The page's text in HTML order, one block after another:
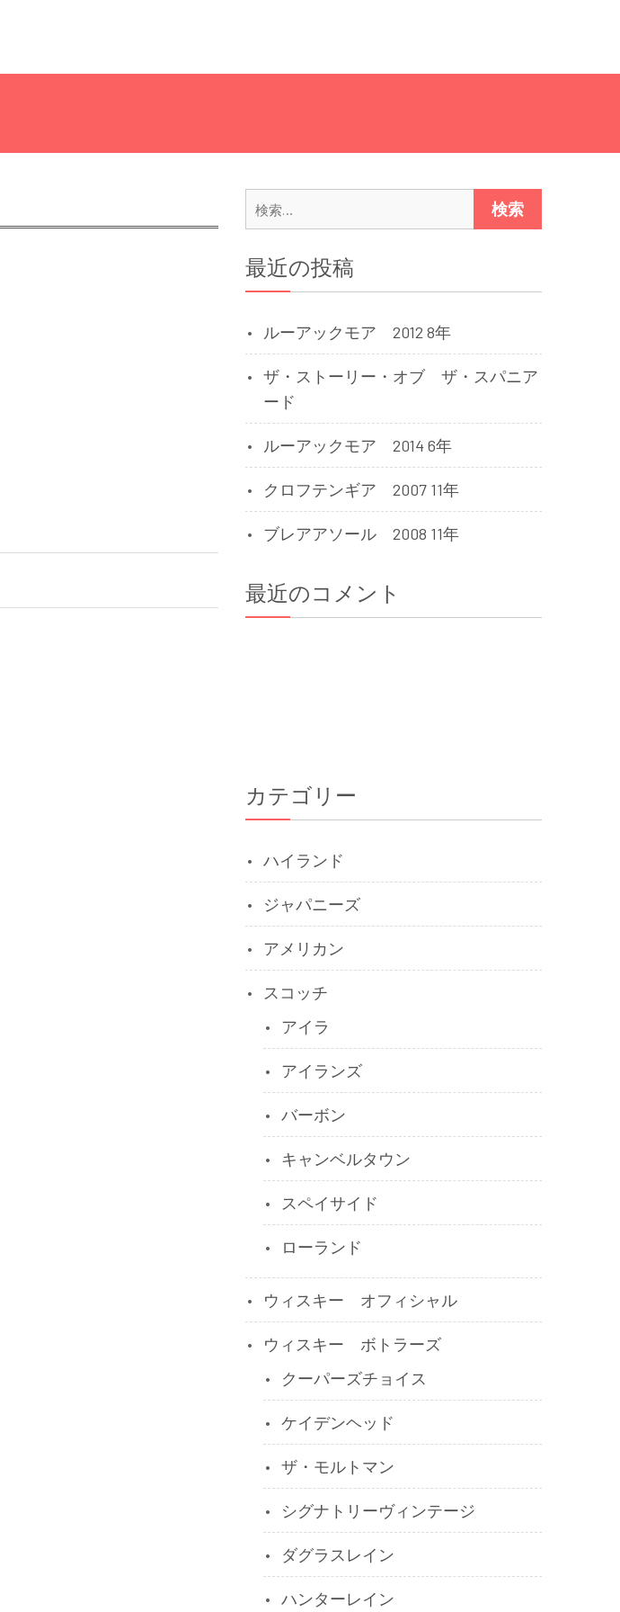
最近の投稿
ルーアックモア 2012 8年
ザ・ストーリー・オブ ザ・スパニア
ード
ルーアックモア 2014 6年
クロフテンギア 2007 11年
ブレアアソール 2008 11年
最近のコメント
カテゴリー
ハイランド
ジャパニーズ
アメリカン
スコッチ
アイラ
アイランズ
バーボン
キャンベルタウン
スペイサイド
ローランド
ウィスキー オフィシャル
ウィスキー ボトラーズ
クーパーズチョイス
ケイデンヘッド
ザ・モルトマン
シグナトリーヴィンテージ
ダグラスレイン
ハンターレイン